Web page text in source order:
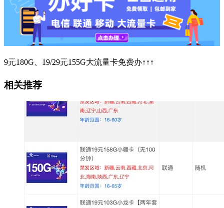
9元180G、19/29元155G大流量卡免费办↑↑↑
相关推荐